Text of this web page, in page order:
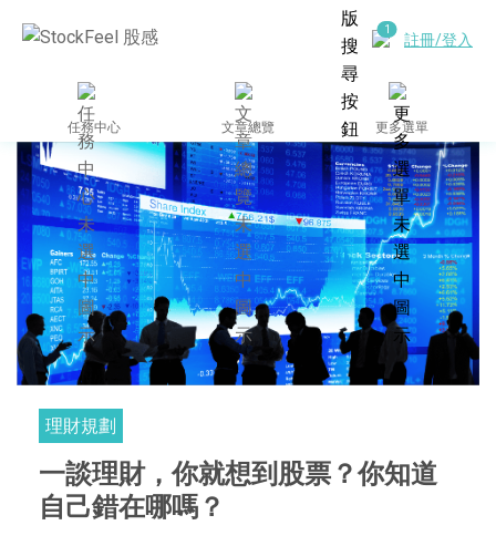
註冊/登入
任務中心 文章總覽 更多選單
理財規劃
一談理財，你就想到股票？你知道
自己錯在哪嗎？